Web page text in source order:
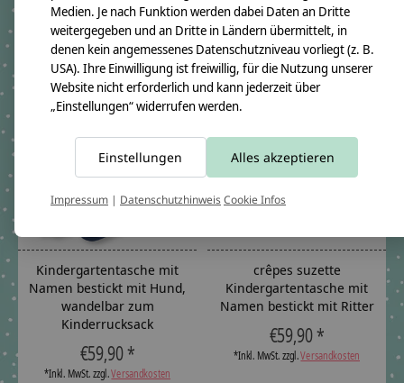
Ergänzende Produkte
Carousel items
Kindergartentasche mit
Namen bestickt mit Hund,
wandelbar zum
Kinderrucksack
€59,90 *
*Inkl. MwSt. zzgl.Versandkosten
crêpes suzette
Kindergartentasche mit
Namen bestickt mit Ritter
€59,90 *
*Inkl. MwSt. zzgl.Versandkosten
Medien. Je nach Funktion werden dabei Daten an Dritte
weitergegeben und an Dritte in Ländern übermittelt, in
denen kein angemessenes Datenschutzniveau vorliegt (z. B.
USA). Ihre Einwilligung ist freiwillig, für die Nutzung unserer
Website nicht erforderlich und kann jederzeit über
„Einstellungen“ widerrufen werden.
Einstellungen Alles akzeptieren
Impressum | DatenschutzhinweisCookie Infos